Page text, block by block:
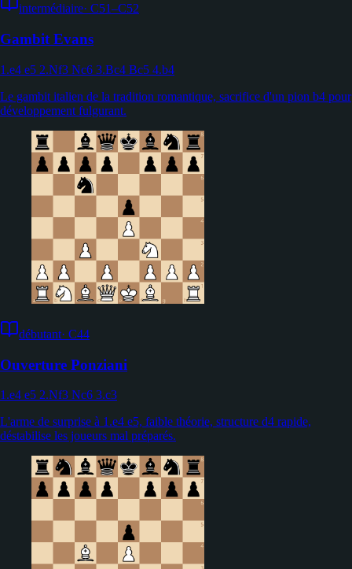
intermédiaire· C51–C52
Gambit Evans
1.e4 e5 2.Nf3 Nc6 3.Bc4 Bc5 4.b4
Le gambit italien de la tradition romantique, sacrifice d'un pion b4 pour
développement fulgurant.
débutant· C44
Ouverture Ponziani
1.e4 e5 2.Nf3 Nc6 3.c3
L'arme de surprise à 1.e4 e5, faible théorie, structure d4 rapide,
déstabilise les joueurs mal préparés.